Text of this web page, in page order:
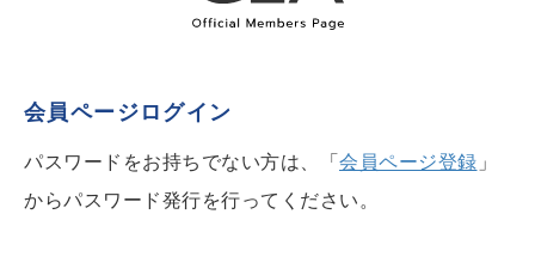
会員ページログイン
パスワードをお持ちでない方は、「 会員ページ登録 」
からパスワード発行を行ってください。